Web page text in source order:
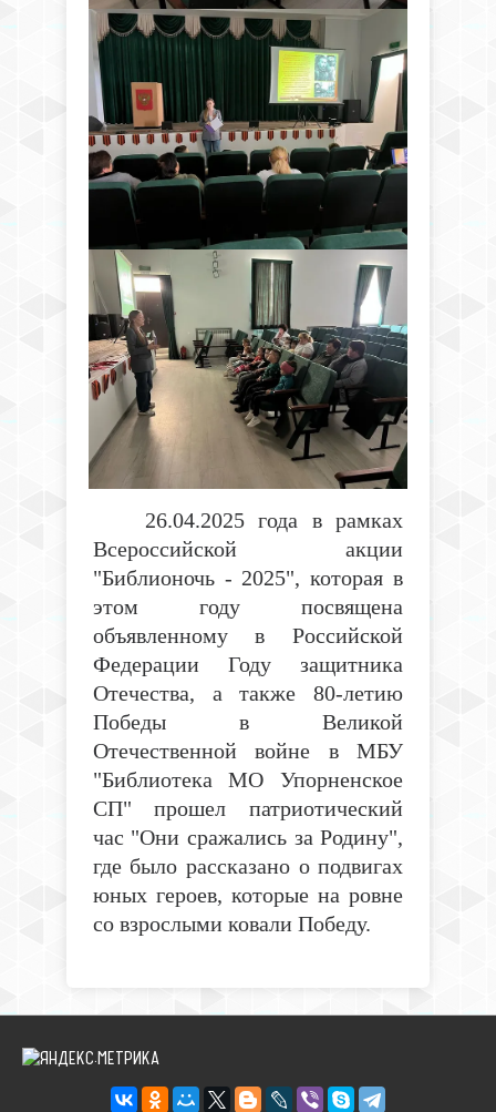
26.04.2025 года в рамках
Всероссийской акции
"Библионочь - 2025", которая в
этом году посвящена
объявленному в Российской
Федерации Году защитника
Отечества, а также 80-летию
Победы в Великой
Отечественной войне в МБУ
"Библиотека МО Упорненское
СП" прошел патриотический
час "Они сражались за Родину",
где было рассказано о подвигах
юных героев, которые на ровне
со взрослыми ковали Победу.